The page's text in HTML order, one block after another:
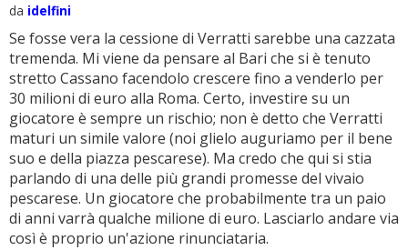
da idelfini
Se fosse vera la cessione di Verratti sarebbe una cazzata
tremenda. Mi viene da pensare al Bari che si è tenuto
stretto Cassano facendolo crescere fino a venderlo per
30 milioni di euro alla Roma. Certo, investire su un
giocatore è sempre un rischio; non è detto che Verratti
maturi un simile valore (noi glielo auguriamo per il bene
suo e della piazza pescarese). Ma credo che qui si stia
parlando di una delle più grandi promesse del vivaio
pescarese. Un giocatore che probabilmente tra un paio
di anni varrà qualche milione di euro. Lasciarlo andare via
così è proprio un'azione rinunciataria.